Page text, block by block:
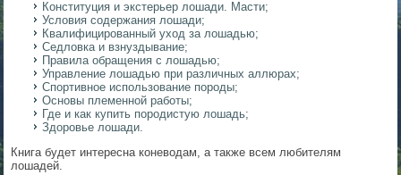
Конституция и экстерьер лошади. Масти;
Условия содержания лошади;
Квалифицированный уход за лошадью;
Седловка и взнуздывание;
Правила обращения с лошадью;
Управление лошадью при различных аллюрах;
Спортивное использование породы;
Основы племенной работы;
Где и как купить породистую лошадь;
Здоровье лошади.
Книга будет интересна коневодам, а также всем любителям
лошадей.
▼